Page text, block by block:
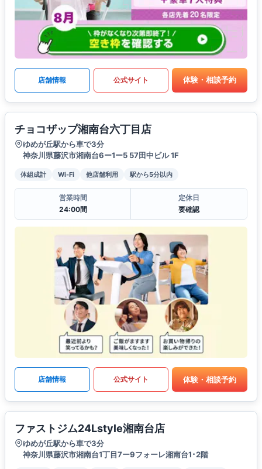
店舗情報 公式サイト 体験・相談予約
チョコザップ湘南台六丁目店
ゆめが丘駅から車で3分
神奈川県藤沢市湘南台6ー1ー5 57田中ビル 1F
体組成計 Wi-Fi 他店舗利用 駅から5分以内
営業時間
24:00間
定休日
要確認
店舗情報 公式サイト 体験・相談予約
ファストジム24Lstyle湘南台店
ゆめが丘駅から車で3分
神奈川県藤沢市湘南台1丁目7ー9フォーレ湘南台1･2階